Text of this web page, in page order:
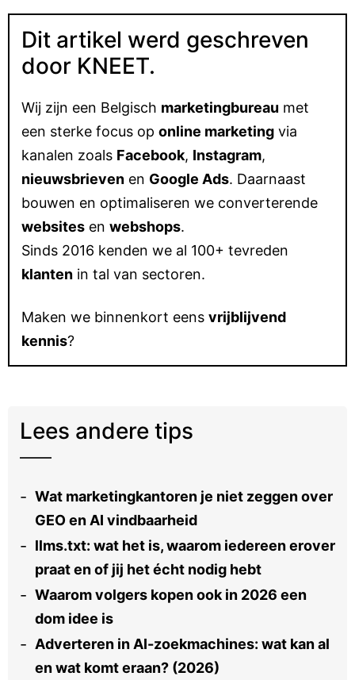
Dit artikel werd geschreven
door KNEET.
Wij zijn een Belgisch marketingbureau met
een sterke focus op online marketing via
kanalen zoals Facebook, Instagram,
nieuwsbrieven en Google Ads. Daarnaast
bouwen en optimaliseren we converterende
websites en webshops.
Sinds 2016 kenden we al 100+ tevreden
klanten in tal van sectoren.
Maken we binnenkort eens vrijblijvend
kennis?
Lees andere tips
Wat marketingkantoren je niet zeggen over
GEO en AI vindbaarheid
llms.txt: wat het is, waarom iedereen erover
praat en of jij het écht nodig hebt
Waarom volgers kopen ook in 2026 een
dom idee is
Adverteren in AI-zoekmachines: wat kan al
en wat komt eraan? (2026)